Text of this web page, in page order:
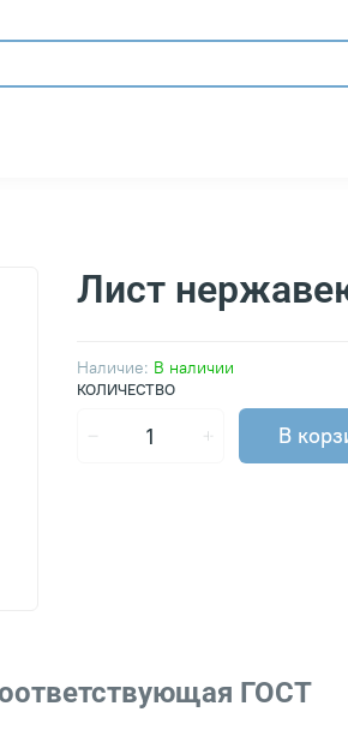
Наличие: В наличии
Лист
КОЛИЧЕСТВО
В
ГОСТ